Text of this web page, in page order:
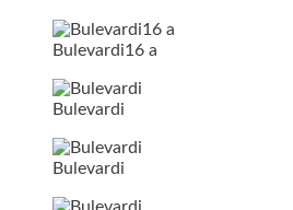
Bulevardi16 a
Bulevardi
Bulevardi